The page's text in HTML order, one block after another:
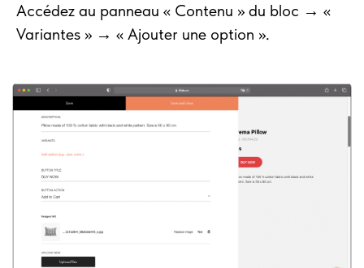
Accédez au panneau « Contenu » du bloc → «
Variantes » → « Ajouter une option ».